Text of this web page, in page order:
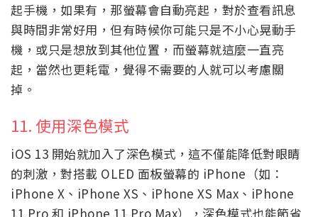
起手機，如果有，那螢幕會自動亮起，對於查看訊息
與時間非常好用，但有時候你可能只是不小心晃動手
機，或只是想放到其他位置，而螢幕就這麼一直亮
起，當然也更耗電，覺得不需要的人就可以考慮關
掉。
11. 使用深色模式
iOS 13 開始就加入了深色模式，這不僅能降低對眼睛
的刺激，對搭載 OLED 面板螢幕的 iPhone（如：
iPhone X、iPhone XS、iPhone XS Max、iPhone
11 Pro 和 iPhone 11 Pro Max），深色模式也能節省